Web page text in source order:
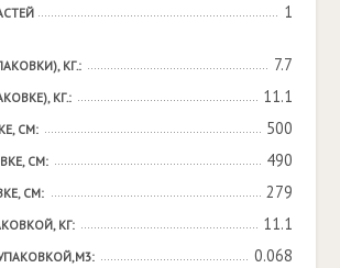
1
КГ.: 7.7
КГ.: 11.1
СМ: 500
СМ: 490
СМ: 279
КГ: 11.1
0.068